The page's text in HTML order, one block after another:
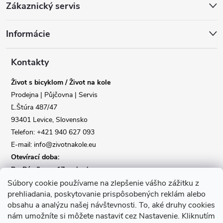
Súbory cookie používame na zlepšenie vášho zážitku z
prehliadania, poskytovanie prispôsobených reklám alebo
obsahu a analýzu našej návštevnosti. To, aké druhy cookies
nám umožníte si môžete nastaviť cez Nastavenie. Kliknutím
p
Zákaznický servis
Informácie
Kontakty
Život s bicyklom / Život na kole
Prodejna | Půjčovna | Servis
Ľ.Štúra 487/47
93401 Levice, Slovensko
Telefon: +421 940 627 093
E-mail: info@zivotnakole.eu
Otevírací doba:
Po-Pá : 9,oo - 17,oo hod
So : 9,oo - 12,oo | Ne : Zavřeno
Kontaktní formulář